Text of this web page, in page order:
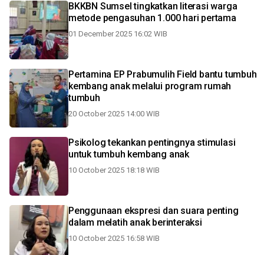
BKKBN Sumsel tingkatkan literasi warga
metode pengasuhan 1.000 hari pertama
01 December 2025 16:02 WIB
Pertamina EP Prabumulih Field bantu tumbuh
kembang anak melalui program rumah
tumbuh
20 October 2025 14:00 WIB
Psikolog tekankan pentingnya stimulasi
untuk tumbuh kembang anak
10 October 2025 18:18 WIB
Penggunaan ekspresi dan suara penting
dalam melatih anak berinteraksi
10 October 2025 16:58 WIB